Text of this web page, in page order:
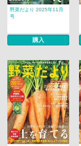
野菜だより 2025年11月
号
購入